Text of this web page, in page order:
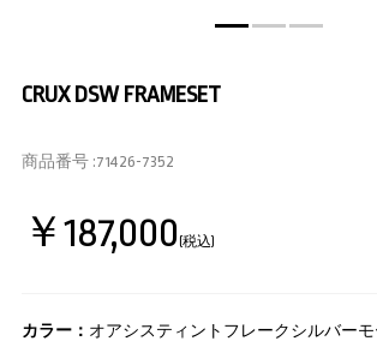
CRUX DSW FRAMESET
商品番号 :71426-7352
￥187,000(税込)
カラー： オアシスティントフレークシルバー